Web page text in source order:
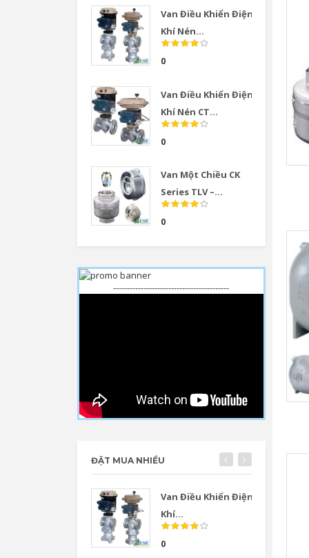
Van Điều Khiển Điện
Khí Nén...
0
Van Điều Khiển Điện
Khí Nén CT...
0
Van Một Chiều CK
Series TLV –...
0
------------------------------------------
ĐẶT MUA NHIỀU
Van Điều Khiển Điện
Khí...
0